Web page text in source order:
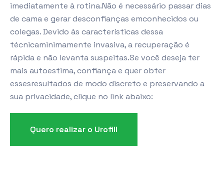
imediatamente à rotina.Não é necessário passar dias
de cama e gerar desconfianças emconhecidos ou
colegas. Devido às características dessa
técnicaminimamente invasiva, a recuperação é
rápida e não levanta suspeitas.Se você deseja ter
mais autoestima, confiança e quer obter
essesresultados de modo discreto e preservando a
sua privacidade, clique no link abaixo:
Quero realizar o Urofill